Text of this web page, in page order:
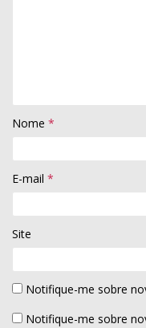
Nome *
E-mail *
Site
Notifique-me sobre
Notifique-me sobre